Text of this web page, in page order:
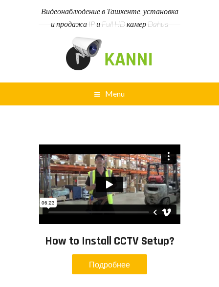
Видеонаблюдение в Ташкенте, установка
и продажа IP и Full HD камер Dahua
Menu
How to Install CCTV Setup?
Подробнее